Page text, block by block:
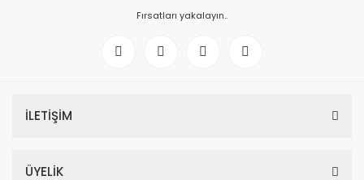
Fırsatları yakalayın..
İLETİŞİM
ÜYELİK